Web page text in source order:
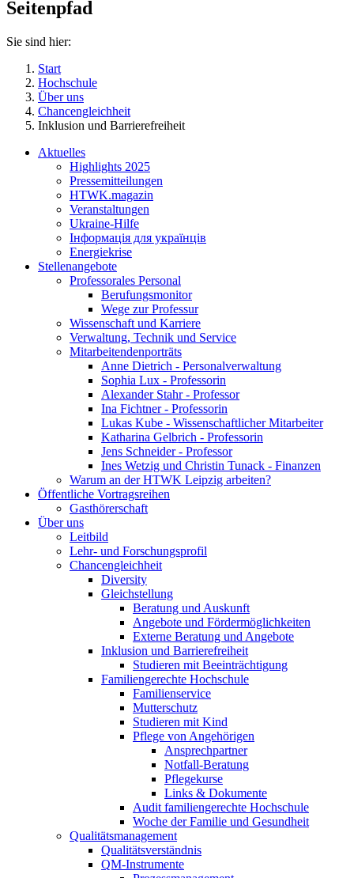
Seitenpfad
Sie sind hier:
Start
Hochschule
Über uns
Chancengleichheit
Inklusion und Barrierefreiheit
Aktuelles
Highlights 2025
Pressemitteilungen
HTWK.magazin
Veranstaltungen
Ukraine-Hilfe
Інформація для українців
Energiekrise
Stellenangebote
Professorales Personal
Berufungsmonitor
Wege zur Professur
Wissenschaft und Karriere
Verwaltung, Technik und Service
Mitarbeitendenporträts
Anne Dietrich - Personalverwaltung
Sophia Lux - Professorin
Alexander Stahr - Professor
Ina Fichtner - Professorin
Lukas Kube - Wissenschaftlicher Mitarbeiter
Katharina Gelbrich - Professorin
Jens Schneider - Professor
Ines Wetzig und Christin Tunack - Finanzen
Warum an der HTWK Leipzig arbeiten?
Öffentliche Vortragsreihen
Gasthörerschaft
Über uns
Leitbild
Lehr- und Forschungsprofil
Chancengleichheit
Diversity
Gleichstellung
Beratung und Auskunft
Angebote und Fördermöglichkeiten
Externe Beratung und Angebote
Inklusion und Barrierefreiheit
Studieren mit Beeinträchtigung
Familiengerechte Hochschule
Familienservice
Mutterschutz
Studieren mit Kind
Pflege von Angehörigen
Ansprechpartner
Notfall-Beratung
Pflegekurse
Links & Dokumente
Audit familiengerechte Hochschule
Woche der Familie und Gesundheit
Qualitätsmanagement
Qualitätsverständnis
QM-Instrumente